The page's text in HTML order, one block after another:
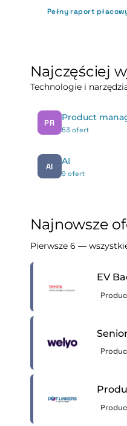
Pełny raport
Najczęściej
Technologie i
PR
53 ofert
AI
AI
9 ofert
Najnowsze
Pierwsze 6 —
EV